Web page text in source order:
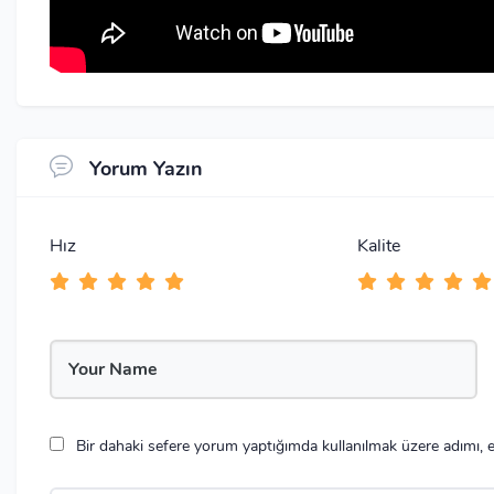
Yorum Yazın
Hız Kalite
Bir dahaki sefere yorum yaptığımda kullanılmak üzere